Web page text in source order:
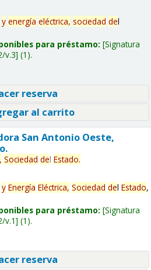
y energía eléctrica, sociedad del
para préstamo: Signatura
v.3 (1).
reserva
al carrito
San Antonio Oeste,
Sociedad del Estado.
y Energía Eléctrica, Sociedad del Estado,
para préstamo: Signatura
v.1 (1).
reserva